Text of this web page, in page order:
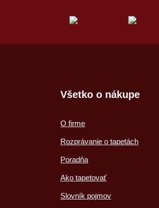
Všetko o nákupe
O firme
Rozprávanie o tapetách
Poradňa
Ako tapetovať
Slovník pojmov